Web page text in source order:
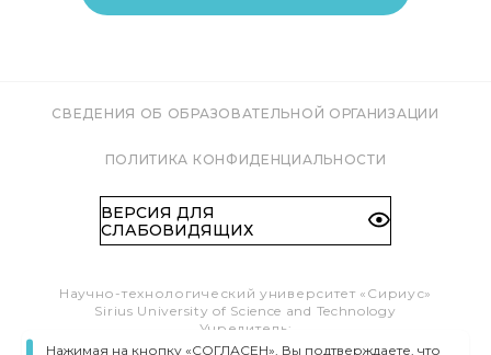
СВЕДЕНИЯ ОБ ОБРАЗОВАТЕЛЬНОЙ ОРГАНИЗАЦИИ
ПОЛИТИКА КОНФИДЕНЦИАЛЬНОСТИ
ВЕРСИЯ ДЛЯ
СЛАБОВИДЯЩИХ
Научно-технологический университет «Сириус»
Sirius University of Science and Technology
Учредитель:
Образовательный Фонд «Талант и успех»
Нажимая на кнопку «СОГЛАСЕН», Вы подтверждаете, что